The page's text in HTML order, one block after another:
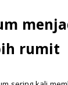
rumit